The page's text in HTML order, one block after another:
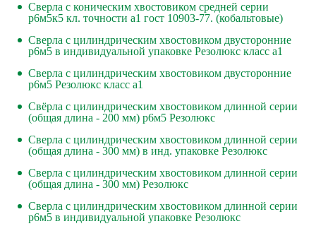
Сверла с коническим хвостовиком средней серии
р6м5к5 кл. точности а1 гост 10903-77. (кобальтовые)
Сверла с цилиндрическим хвостовиком двусторонние
р6м5 в индивидуальной упаковке Резолюкс класс а1
Сверла с цилиндрическим хвостовиком двусторонние
р6м5 Резолюкс класс а1
Свёрла с цилиндрическим хвостовиком длинной серии
(общая длина - 200 мм) р6м5 Резолюкс
Сверла с цилиндрическим хвостовиком длинной серии
(общая длина - 300 мм) в инд. упаковке Резолюкс
Сверла с цилиндрическим хвостовиком длинной серии
(общая длина - 300 мм) Резолюкс
Сверла с цилиндрическим хвостовиком длинной серии
р6м5 в индивидуальной упаковке Резолюкс